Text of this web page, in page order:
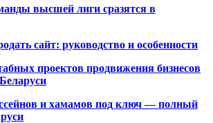
высшей лиги сразятся в
сайт: руководство и особенности
проектов продвижения бизнесов
и хамамов под ключ — полный